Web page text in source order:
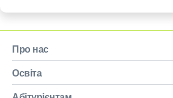
Про нас
Освіта